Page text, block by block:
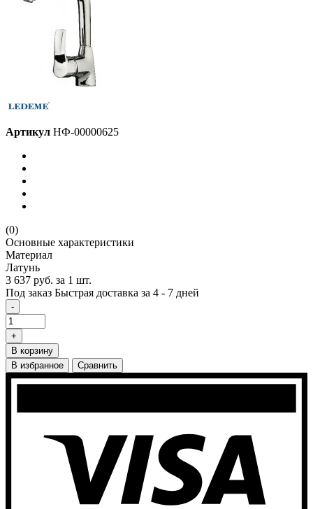
Артикул НФ-00000625
(0)
Основные характеристики
Материал
Латунь
3 637 руб. за 1 шт.
Под заказ Быстрая доставка за 4 - 7 дней
-
+
В корзину
В избранное
Сравнить